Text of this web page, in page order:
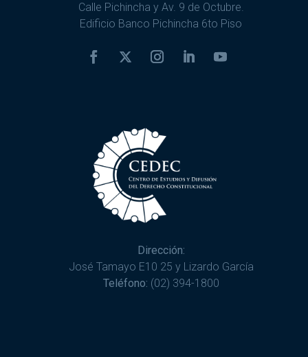
Calle Pichincha y Av. 9 de Octubre.
Edificio Banco Pichincha 6to Piso
Dirección:
José Tamayo E10 25 y Lizardo García
Teléfono: (02) 394-1800